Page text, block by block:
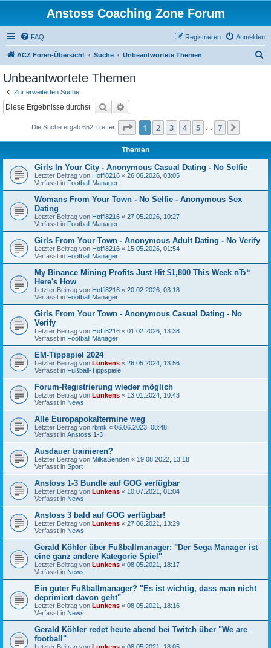
Anstoss Coaching Zone Forum
FAQ Anmelden
Registrieren
ACZ Foren-Übersicht Suche Unbeantwortete Themen
Unbeantwortete Themen
Zur erweiterten Suche
Suche
Die Suche ergab 652 Treffer Seite 1von
1 2 3 4 5 7
Themen
Girls In Your City - Anonymous Casual Dating - No Selfie
Letzter Beitrag von Hoffi8216 « 26.06.2026, 03:05
Verfasst in Football Manager
Womans From Your Town - No Selfie - Anonymous Sex
Dating
Letzter Beitrag von Hoffi8216 « 27.05.2026, 10:27
Verfasst in Football Manager
Girls From Your Town - Anonymous Adult Dating - No Verify
Letzter Beitrag von Hoffi8216 « 15.05.2026, 01:54
Verfasst in Football Manager
My Binance Mining Profits Just Hit $1,800 This Week вЂ“
Here's How
Letzter Beitrag von Hoffi8216 « 20.02.2026, 03:18
Verfasst in Football Manager
Girls From Your Town - Anonymous Casual Dating - No
Verify
Letzter Beitrag von Hoffi8216 « 01.02.2026, 13:38
Verfasst in Football Manager
EM-Tippspiel 2024
Letzter Beitrag von Lunkens « 26.05.2024, 13:56
Verfasst in Fußball-Tippspiele
Forum-Registrierung wieder möglich
Letzter Beitrag von Lunkens « 13.01.2024, 10:43
Verfasst in News
Alle Europapokaltermine weg
Letzter Beitrag von rbmk « 06.06.2023, 08:48
Verfasst in Anstoss 1-3
Ausdauer trainieren?
Letzter Beitrag von MilkaSenden « 19.08.2022, 13:18
Verfasst in Sport
Anstoss 1-3 Bundle auf GOG verfügbar
Letzter Beitrag von Lunkens « 10.07.2021, 01:04
Verfasst in News
Anstoss 3 bald auf GOG verfügbar!
Letzter Beitrag von Lunkens « 27.06.2021, 13:29
Verfasst in News
Gerald Köhler über Fußballmanager: "Der Sega Manager ist
eine ganz andere Kategorie Spiel"
Letzter Beitrag von Lunkens « 08.05.2021, 18:17
Verfasst in News
Ein guter Fußballmanager? "Es ist wichtig, dass man nicht
deprimiert davon geht"
Letzter Beitrag von Lunkens « 08.05.2021, 18:16
Verfasst in News
Gerald Köhler redet heute abend bei Twitch über "We are
football"
Letzter Beitrag von Lunkens « 08.05.2021, 18:05